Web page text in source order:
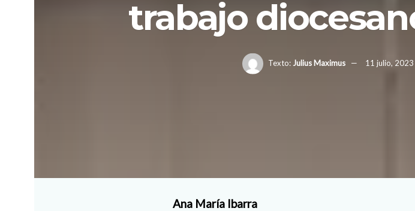
trabajo
Texto: Julius Maximus 11 julio, 2023
Ana María Ibarra